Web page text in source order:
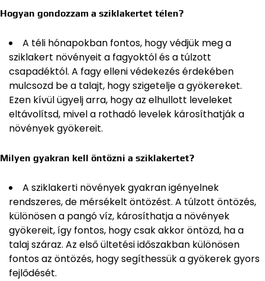
Hogyan gondozzam a sziklakertet télen?
A téli hónapokban fontos, hogy védjük meg a
sziklakert növényeit a fagyoktól és a túlzott
csapadéktól. A fagy elleni védekezés érdekében
mulcsozd be a talajt, hogy szigetelje a gyökereket.
Ezen kívül ügyelj arra, hogy az elhullott leveleket
eltávolítsd, mivel a rothadó levelek károsíthatják a
növények gyökereit.
Milyen gyakran kell öntözni a sziklakertet?
A sziklakerti növények gyakran igényelnek
rendszeres, de mérsékelt öntözést. A túlzott öntözés,
különösen a pangó víz, károsíthatja a növények
gyökereit, így fontos, hogy csak akkor öntözd, ha a
talaj száraz. Az első ültetési időszakban különösen
fontos az öntözés, hogy segíthessük a gyökerek gyors
fejlődését.